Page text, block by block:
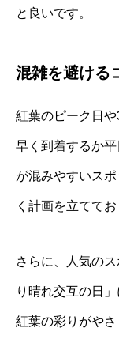
と良いです。
混雑を避ける
紅葉のピーク日
早く到着するか
が混みやすいス
く計画を立てて
さらに、人気の
り晴れ交互の日
紅葉の彩りがや